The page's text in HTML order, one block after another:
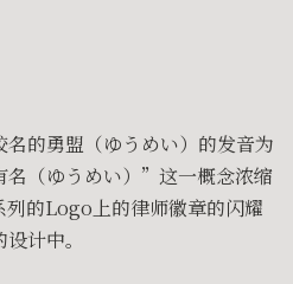
的勇盟（ゆうめい）的发音为
（ゆうめい）”这一概念浓缩
的Logo上的律师徽章的闪耀
计中。